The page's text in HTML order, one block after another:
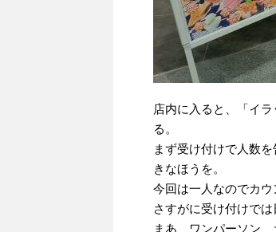
店内に入ると、「イ
る。
まず受け付けで人数
きなほうを。
今回は一人なのでカウ
さすがに受け付けで
まあ、ワンパーソン